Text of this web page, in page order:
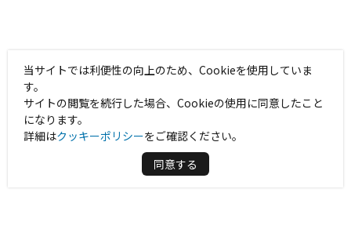
当サイトでは利便性の向上のため、Cookieを使用していま
す。
サイトの閲覧を続行した場合、Cookieの使用に同意したこと
になります。
詳細はクッキーポリシーをご確認ください。
同意する